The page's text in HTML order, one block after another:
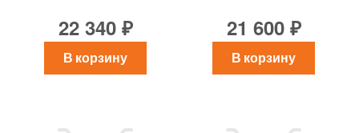
22 340 ₽
В корзину
21 600 ₽
В корзину